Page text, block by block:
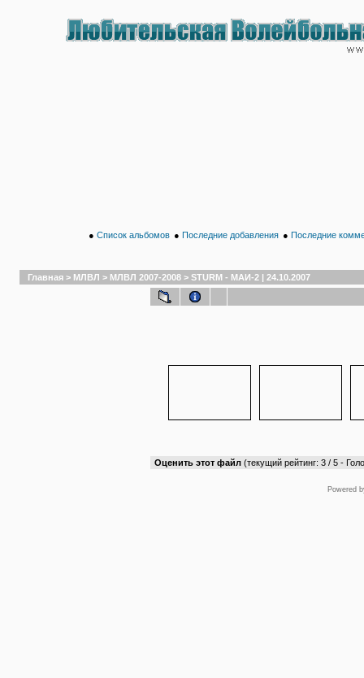
● Список альбомов ● Последние добавления ● Последние
Главная > МЛВЛ > МЛВЛ 2007-2008 > STURM - МАИ-2 | 24.10.2007
Оценить этот файл (текущий рейтинг: 3 / 5 -
Powered